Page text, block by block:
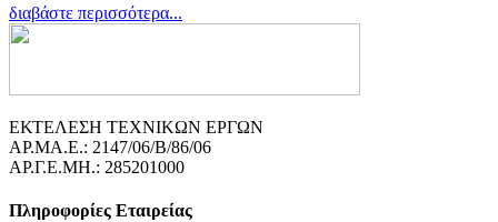
διαβάστε περισσότερα...
ΕΚΤΕΛΕΣΗ ΤΕΧΝΙΚΩΝ ΕΡΓΩΝ
ΑΡ.ΜΑ.Ε.: 2147/06/B/86/06
ΑΡ.Γ.Ε.ΜΗ.: 285201000
Πληροφορίες Εταιρείας